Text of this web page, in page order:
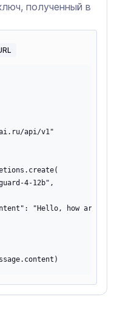
полученный в
api/v1"
4-12b",
"Hello, how are